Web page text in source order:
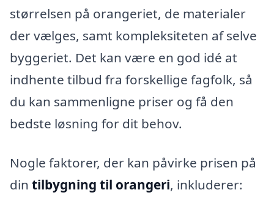
størrelsen på orangeriet, de materialer
der vælges, samt kompleksiteten af selve
byggeriet. Det kan være en god idé at
indhente tilbud fra forskellige fagfolk, så
du kan sammenligne priser og få den
bedste løsning for dit behov.
Nogle faktorer, der kan påvirke prisen på
din tilbygning til orangeri, inkluderer: